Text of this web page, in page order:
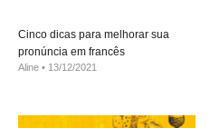
Cinco dicas para melhorar sua
pronúncia em francês
Aline 13/12/2021